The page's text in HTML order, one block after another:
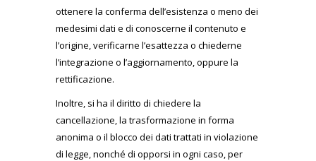
ottenere la conferma dell’esistenza o meno dei
medesimi dati e di conoscerne il contenuto e
l’origine, verificarne l’esattezza o chiederne
l’integrazione o l’aggiornamento, oppure la
rettificazione.
Inoltre, si ha il diritto di chiedere la
cancellazione, la trasformazione in forma
anonima o il blocco dei dati trattati in violazione
di legge, nonché di opporsi in ogni caso, per